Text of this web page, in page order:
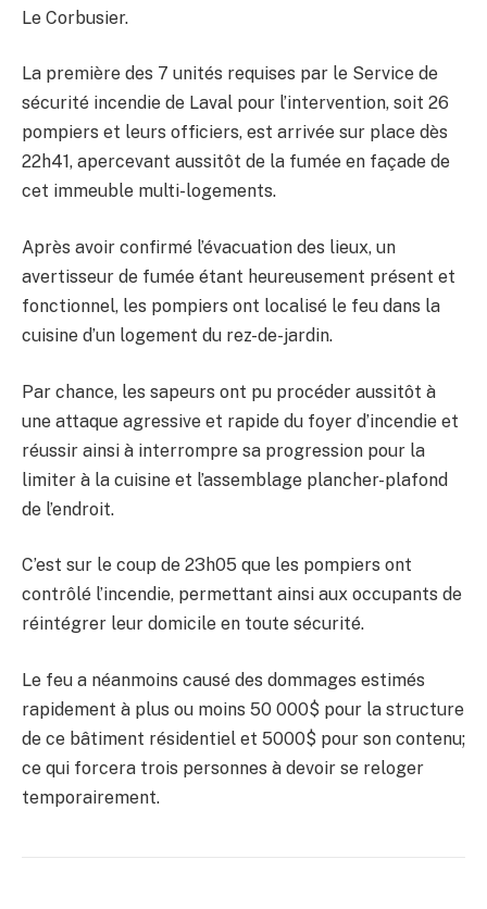
Le Corbusier.
La première des 7 unités requises par le Service de
sécurité incendie de Laval pour l’intervention, soit 26
pompiers et leurs officiers, est arrivée sur place dès
22h41, apercevant aussitôt de la fumée en façade de
cet immeuble multi-logements.
Après avoir confirmé l’évacuation des lieux, un
avertisseur de fumée étant heureusement présent et
fonctionnel, les pompiers ont localisé le feu dans la
cuisine d’un logement du rez-de-jardin.
Par chance, les sapeurs ont pu procéder aussitôt à
une attaque agressive et rapide du foyer d’incendie et
réussir ainsi à interrompre sa progression pour la
limiter à la cuisine et l’assemblage plancher-plafond
de l’endroit.
C’est sur le coup de 23h05 que les pompiers ont
contrôlé l’incendie, permettant ainsi aux occupants de
réintégrer leur domicile en toute sécurité.
Le feu a néanmoins causé des dommages estimés
rapidement à plus ou moins 50 000$ pour la structure
de ce bâtiment résidentiel et 5000$ pour son contenu;
ce qui forcera trois personnes à devoir se reloger
temporairement.